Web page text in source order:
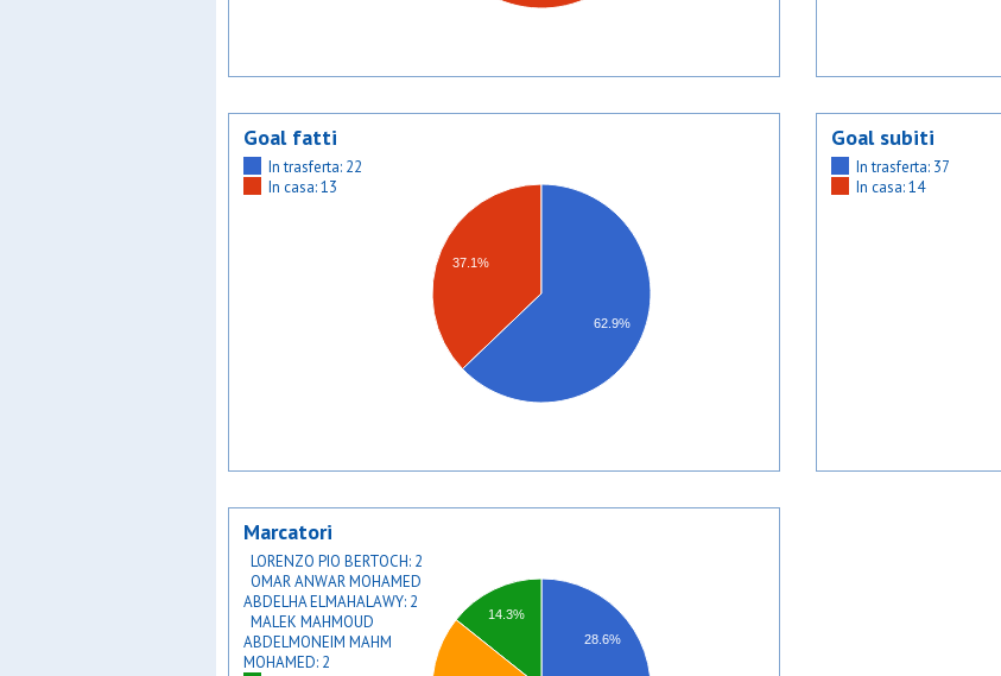
37.1%
62.9%
Goal fatti
In trasferta: 22
In casa: 13
Goal subiti
In trasferta: 37
In casa: 14
28.6%
14.3%
Marcatori
LORENZO PIO BERTOCH: 2
OMAR ANWAR MOHAMED
ABDELHA ELMAHALAWY: 2
MALEK MAHMOUD
ABDELMONEIM MAHM
MOHAMED: 2